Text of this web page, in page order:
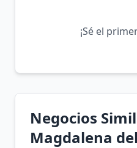
¡Sé el
Negocios
Magdalena